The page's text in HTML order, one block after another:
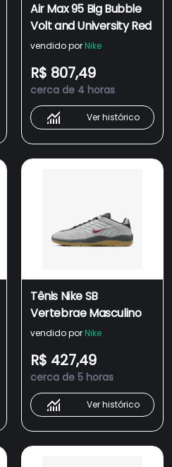
Air Max 95 Big Bubble
Volt and University Red
vendido por Nike
R$ 807,49
cerca de 4 horas
Ver histórico
Tênis Nike SB
Vertebrae Masculino
vendido por Nike
R$ 427,49
cerca de 5 horas
Ver histórico